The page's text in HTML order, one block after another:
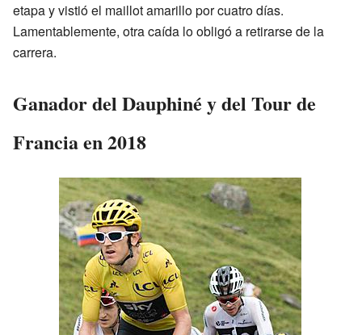
etapa y vistió el maillot amarillo por cuatro días.
Lamentablemente, otra caída lo obligó a retirarse de la
carrera.
Ganador del Dauphiné y del Tour de
Francia en 2018